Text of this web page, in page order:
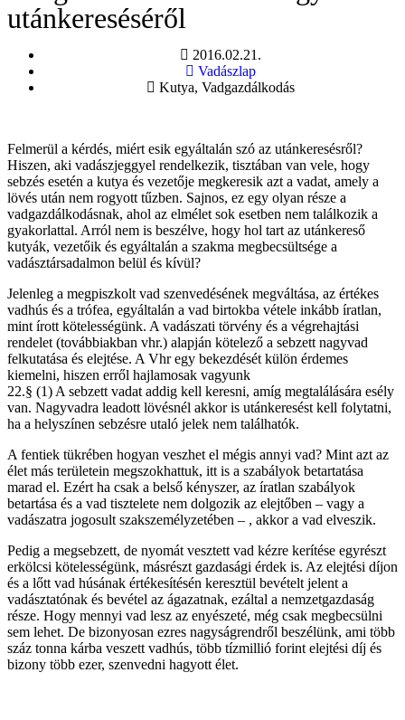
utánkereséséről
2016.02.21.
Vadászlap
Kutya, Vadgazdálkodás
Felmerül a kérdés, miért esik egyáltalán szó az utánkeresésről?
Hiszen, aki vadászjeggyel rendelkezik, tisztában van vele, hogy
sebzés esetén a kutya és vezetője megkeresik azt a vadat, amely a
lövés után nem rogyott tűzben. Sajnos, ez egy olyan része a
vadgazdálkodásnak, ahol az elmélet sok esetben nem találkozik a
gyakorlattal. Arról nem is beszélve, hogy hol tart az utánkereső
kutyák, vezetőik és egyáltalán a szakma megbecsültsége a
vadásztársadalmon belül és kívül?
Jelenleg a megpiszkolt vad szenvedésének megváltása, az értékes
vadhús és a trófea, egyáltalán a vad birtokba vétele inkább íratlan,
mint írott kötelességünk. A vadászati törvény és a végrehajtási
rendelet (továbbiakban vhr.) alapján kötelező a sebzett nagyvad
felkutatása és elejtése. A Vhr egy bekezdését külön érdemes
kiemelni, hiszen erről hajlamosak vagyunk
22.§ (1) A sebzett vadat addig kell keresni, amíg megtalálására esély
van. Nagyvadra leadott lövésnél akkor is utánkeresést kell folytatni,
ha a helyszínen sebzésre utaló jelek nem találhatók.
A fentiek tükrében hogyan veszhet el mégis annyi vad? Mint azt az
élet más területein megszokhattuk, itt is a szabályok betartatása
marad el. Ezért ha csak a belső kényszer, az íratlan szabályok
betartása és a vad tisztelete nem dolgozik az elejtőben – vagy a
vadászatra jogosult szakszemélyzetében – , akkor a vad elveszik.
Pedig a megsebzett, de nyomát vesztett vad kézre kerítése egyrészt
erkölcsi kötelességünk, másrészt gazdasági érdek is. Az elejtési díjon
és a lőtt vad húsának értékesítésén keresztül bevételt jelent a
vadásztatónak és bevétel az ágazatnak, ezáltal a nemzetgazdaság
része. Hogy mennyi vad lesz az enyészeté, még csak megbecsülni
sem lehet. De bizonyosan ezres nagyságrendről beszélünk, ami több
száz tonna kárba veszett vadhús, több tízmillió forint elejtési díj és
bizony több ezer, szenvedni hagyott élet.